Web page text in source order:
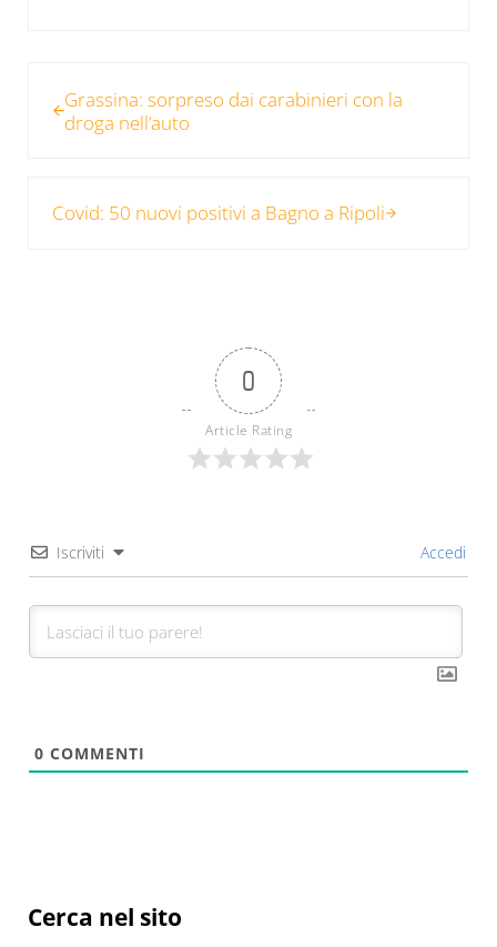
Grassina: sorpreso dai carabinieri con la
droga nell’auto
Covid: 50 nuovi positivi a Bagno a Ripoli
0
Article Rating
Iscriviti Accedi
0 COMMENTI
Sidebar
Cerca nel sito